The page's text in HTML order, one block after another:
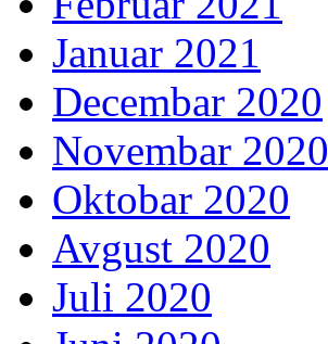
Januar 2021
Decembar 2020
Novembar 2020
Oktobar 2020
Avgust 2020
Juli 2020